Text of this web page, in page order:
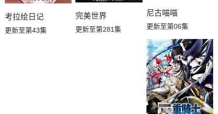
考拉绘日记
更新至第43集
完美世界
更新至第281集
尼古喵喵
更新至第06集